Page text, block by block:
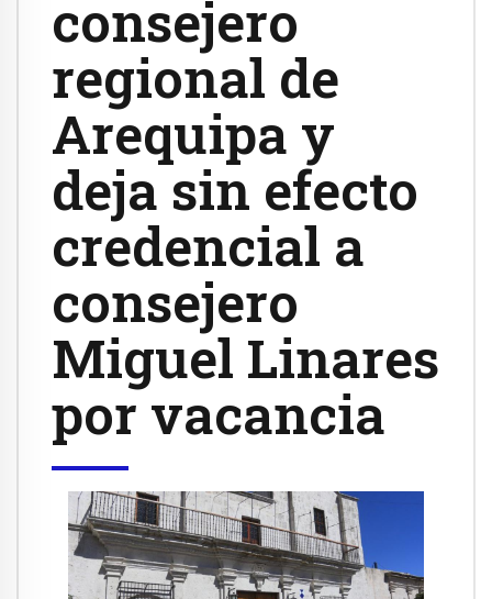
consejero
regional de
Arequipa y
deja sin efecto
credencial a
consejero
Miguel Linares
por vacancia